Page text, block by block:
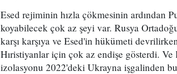
Esed rejiminin hızla çökmesinin ardından
koyabilecek çok az şeyi var. Rusya
karşı karşıya ve Esed'in hükümeti
Hıristiyanlar için çok az endişe gösterdi. Ve
izolasyonu 2022'deki Ukrayna işgalinden